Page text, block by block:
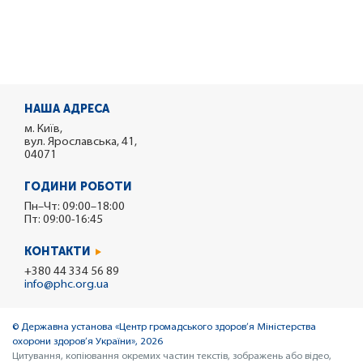
НАША АДРЕСА
м. Київ,
вул. Ярославська, 41,
04071
ГОДИНИ РОБОТИ
Пн–Чт: 09:00–18:00
Пт: 09:00-16:45
КОНТАКТИ
+380 44 334 56 89
info@phc.org.ua
© Державна установа «Центр громадського здоров’я Міністерства
охорони здоров’я України», 2026
Цитування, копіювання окремих частин текстів, зображень або відео,